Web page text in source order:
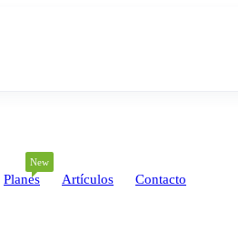
Planes
New
Artículos Contacto